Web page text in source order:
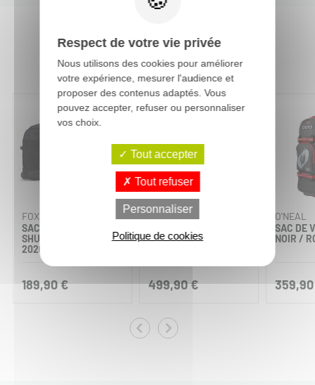
Vous aimerez aussi :
FOX RACING
SAC À ROULETTES
SHUTTLE 180 CAMO
2026
189,90 €
OGIO
3
499,90 €
O'NEAL
SAC DE
NOIR /
Respect de votre vie privée
Nous utilisons des cookies pour améliorer
votre expérience, mesurer l'audience et
proposer des contenus adaptés. Vous
pouvez accepter, refuser ou personnaliser
vos choix.
Tout accepter
Tout refuser
Personnaliser
Politique de cookies